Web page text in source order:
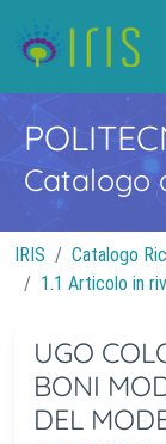
Catalogo
IRIS Catalogo
1.1 Articolo in
UGO
BONI
DEL